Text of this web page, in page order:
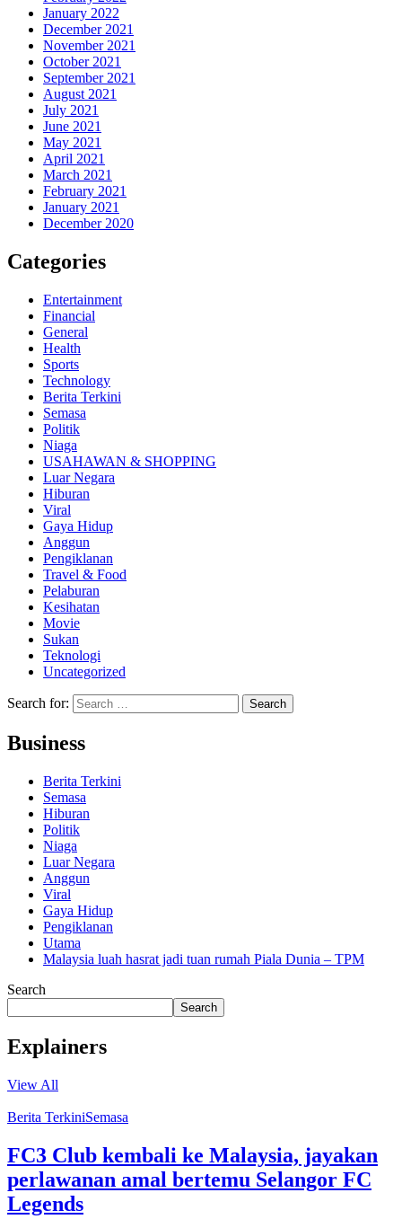
January 2022
December 2021
November 2021
October 2021
September 2021
August 2021
July 2021
June 2021
May 2021
April 2021
March 2021
February 2021
January 2021
December 2020
Categories
Entertainment
Financial
General
Health
Sports
Technology
Berita Terkini
Semasa
Politik
Niaga
USAHAWAN & SHOPPING
Luar Negara
Hiburan
Viral
Gaya Hidup
Anggun
Pengiklanan
Travel & Food
Pelaburan
Kesihatan
Movie
Sukan
Teknologi
Uncategorized
Search for:
Business
Berita Terkini
Semasa
Hiburan
Politik
Niaga
Luar Negara
Anggun
Viral
Gaya Hidup
Pengiklanan
Utama
Malaysia luah hasrat jadi tuan rumah Piala Dunia – TPM
Search
Search
Explainers
View All
Berita TerkiniSemasa
FC3 Club kembali ke Malaysia, jayakan
perlawanan amal bertemu Selangor FC
Legends